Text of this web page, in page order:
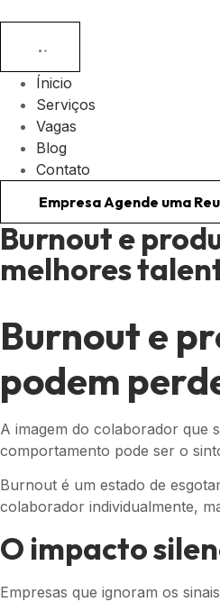
Ínicio
Serviços
Vagas
Blog
Contato
Empresa Agende uma
Burnout e
melhores
Burnout e
podem
A imagem do colaborador que
comportamento pode ser o
Burnout é um estado de
colaborador individualmente,
O impacto
Empresas que ignoram os